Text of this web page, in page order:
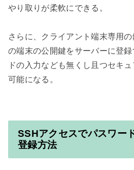
やり取りが柔軟にできる。
さらに、クライアント端末専用
の端末の公開鍵をサーバーに登
ドの入力なども無くし且つセキ
SSHアクセスでパスワー
登録方法